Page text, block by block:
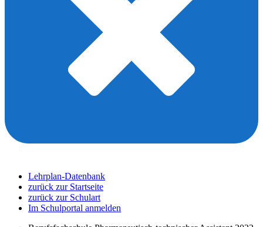
Lehrplan-Datenbank
zurück zur Startseite
zurück zur Schulart
Im Schulportal anmelden